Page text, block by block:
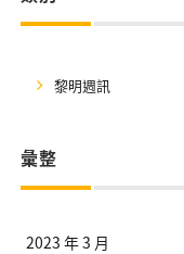
黎明週訊
彙整
2023 年 3 月